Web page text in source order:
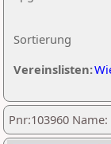
Sortierung
Vereinslisten:
Pnr:103960